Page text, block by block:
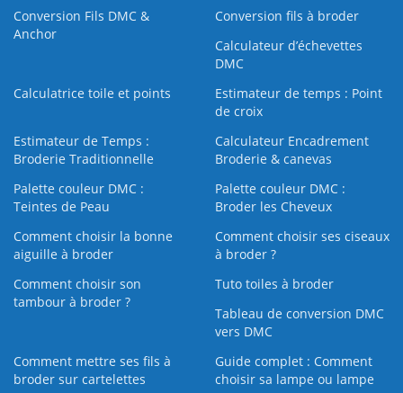
Conversion Fils DMC &
Anchor
Conversion fils à broder
Calculateur d’échevettes
DMC
Calculatrice toile et points
Estimateur de temps : Point
de croix
Estimateur de Temps :
Broderie Traditionnelle
Calculateur Encadrement
Broderie & canevas
Palette couleur DMC :
Teintes de Peau
Palette couleur DMC :
Broder les Cheveux
Comment choisir la bonne
aiguille à broder
Comment choisir ses ciseaux
à broder ?
Comment choisir son
tambour à broder ?
Tuto toiles à broder
Tableau de conversion DMC
vers DMC
Comment mettre ses fils à
broder sur cartelettes
Guide complet : Comment
choisir sa lampe ou lampe